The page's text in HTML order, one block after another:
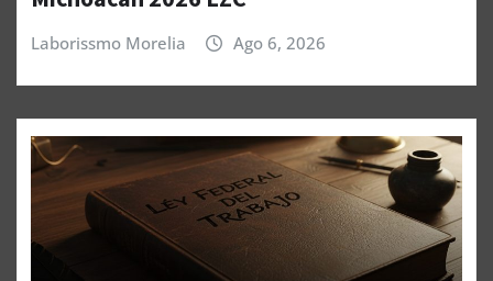
Laborissmo Morelia Ago 6, 2026